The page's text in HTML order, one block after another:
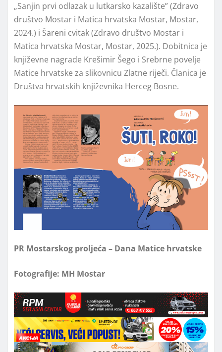
„Sanjin prvi odlazak u lutkarsko kazalište” (Zdravo
društvo Mostar i Matica hrvatska Mostar, Mostar,
2024.) i Šareni cvitak (Zdravo društvo Mostar i
Matica hrvatska Mostar, Mostar, 2025.). Dobitnica je
književne nagrade Krešimir Šego i Srebrne povelje
Matice hrvatske za slikovnicu Zlatne riječi. Članica je
Društva hrvatskih književnika Herceg Bosne.
PR Mostarskog proljeća – Dana Matice hrvatske
Fotografije: MH Mostar